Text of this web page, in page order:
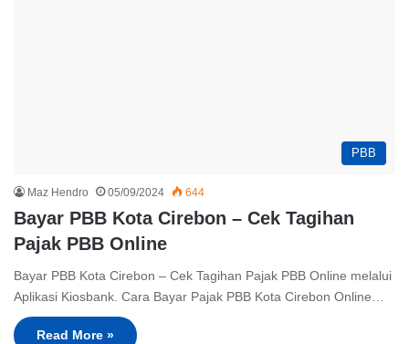
PBB
Maz Hendro 05/09/2024 644
Bayar PBB Kota Cirebon – Cek Tagihan
Pajak PBB Online
Bayar PBB Kota Cirebon – Cek Tagihan Pajak PBB Online melalui
Aplikasi Kiosbank. Cara Bayar Pajak PBB Kota Cirebon Online…
Read More »